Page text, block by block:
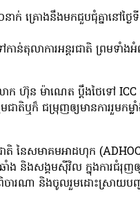
ក់ គ្រោងនឹងមកជួបជុំគ្នានៅថ្ងៃ
តុលាការអន្តរជាតិ ព្រមទាំងអំព
ោក ហ៊ុន ម៉ាណេត ប្តឹងថៃទៅ
ាតិឬក៏ ជម្រុញឲ្យមានការរួមកម្ល
ជាតិ នៃសមាគមអាដហុក
ាំង និងសង្គមស៊ីវិល ក្នុងការជំរុញឲ្
ចារណា និងចូលរួមដោះស្រាយប